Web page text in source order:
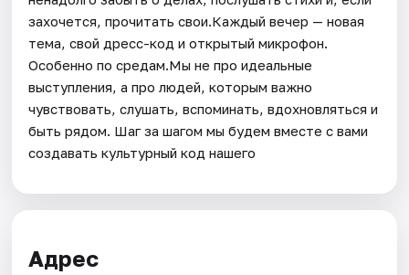
захочется, прочитать свои.Каждый вечер — новая
тема, свой дресс-код и открытый микрофон.
Особенно по средам.Мы не про идеальные
выступления, а про людей, которым важно
чувствовать, слушать, вспоминать, вдохновляться и
быть рядом. Шаг за шагом мы будем вместе с вами
создавать культурный код нашего
Адрес